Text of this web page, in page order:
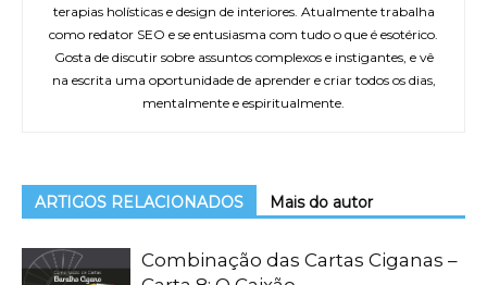
terapias holísticas e design de interiores. Atualmente trabalha
como redator SEO e se entusiasma com tudo o que é esotérico.
Gosta de discutir sobre assuntos complexos e instigantes, e vê
na escrita uma oportunidade de aprender e criar todos os dias,
mentalmente e espiritualmente.
ARTIGOS RELACIONADOS Mais do autor
Combinação das Cartas Ciganas –